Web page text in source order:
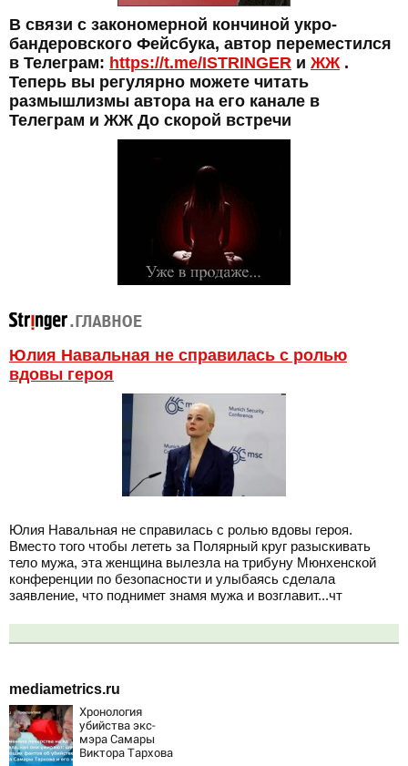
В связи с закономерной кончиной укро-
бандеровского Фейсбука, автор переместился
в Телеграм: https://t.me/ISTRINGER и ЖЖ .
Теперь вы регулярно можете читать
размышлизмы автора на его канале в
Телеграм и ЖЖ До скорой встречи
Юлия Навальная не справилась с ролью
вдовы героя
Юлия Навальная не справилась с ролью вдовы героя.
Вместо того чтобы лететь за Полярный круг разыскивать
тело мужа, эта женщина вылезла на трибуну Мюнхенской
конференции по безопасности и улыбаясь сделала
заявление, что поднимет знамя мужа и возглавит...чт
mediametrics.ru
Хронология
убийства экс-
мэра Самары
Виктора Тархова